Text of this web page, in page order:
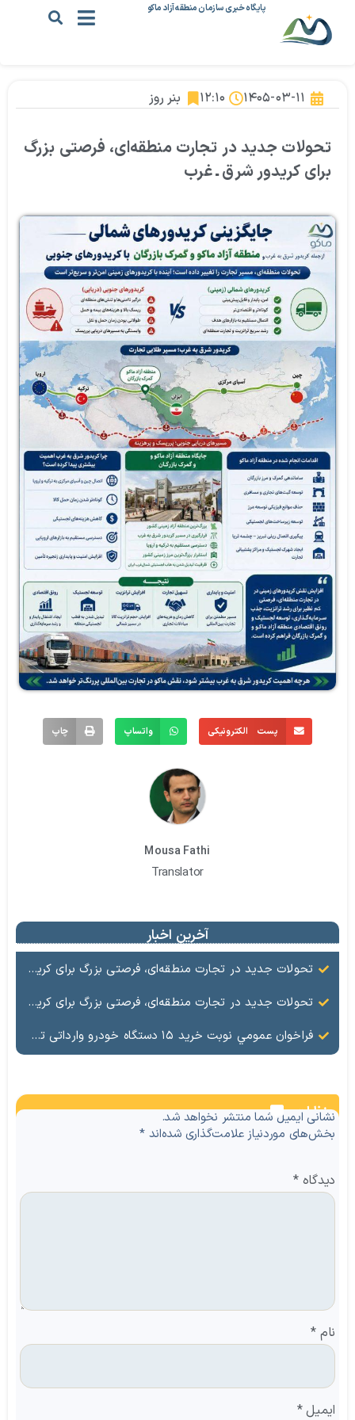
پایگاه خبری سازمان منطقه آزاد ماکو
۱۴۰۵-۰۳-۱۱ ۱۲:۱۰ بنر روز
تحولات جدید در تجارت منطقه‌ای، فرصتی بزرگ
برای کریدور شرق ـ غرب
پست الکترونیکی واتساپ چاپ
Mousa Fathi
Translator
آخرین اخبار
تحولات جدید در تجارت منطقه‌ای، فرصتی بزرگ برای کریدور شرق ـ غرب
تحولات جدید در تجارت منطقه‌ای، فرصتی بزرگ برای کریدور شرق ـ غرب
فراخوان عمومي نوبت خرید ۱۵ دستگاه خودرو وارداتی تویوتا رافور هیبرید دو دیفرانسیل کم آپشن سفید رنگ ساخت ژاپن مدل ۲۰۲۵ منطقه آزاد ماکو
نظرات
نشانی ایمیل شما منتشر نخواهد شد.
بخش‌های موردنیاز علامت‌گذاری شده‌اند*
دیدگاه*
نام *
ایمیل*